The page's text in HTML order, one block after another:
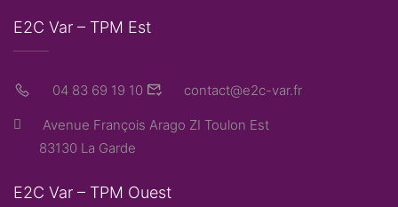
E2C Var – TPM Est
04 83 69 19 10 contact@e2c-var.fr
Avenue François Arago ZI Toulon Est
83130 La Garde
E2C Var – TPM Ouest